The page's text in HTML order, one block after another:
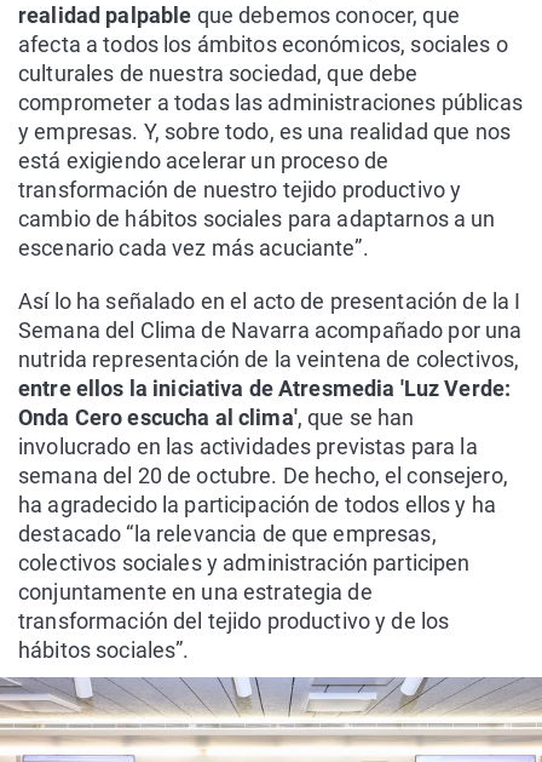
realidad palpable que debemos conocer, que
afecta a todos los ámbitos económicos, sociales o
culturales de nuestra sociedad, que debe
comprometer a todas las administraciones públicas
y empresas. Y, sobre todo, es una realidad que nos
está exigiendo acelerar un proceso de
transformación de nuestro tejido productivo y
cambio de hábitos sociales para adaptarnos a un
escenario cada vez más acuciante”.
Así lo ha señalado en el acto de presentación de la I
Semana del Clima de Navarra acompañado por una
nutrida representación de la veintena de colectivos,
entre ellos la iniciativa de Atresmedia 'Luz Verde:
Onda Cero escucha al clima', que se han
involucrado en las actividades previstas para la
semana del 20 de octubre. De hecho, el consejero,
ha agradecido la participación de todos ellos y ha
destacado “la relevancia de que empresas,
colectivos sociales y administración participen
conjuntamente en una estrategia de
transformación del tejido productivo y de los
hábitos sociales”.